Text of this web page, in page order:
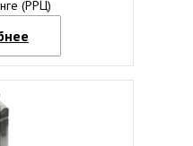
(РРЦ)